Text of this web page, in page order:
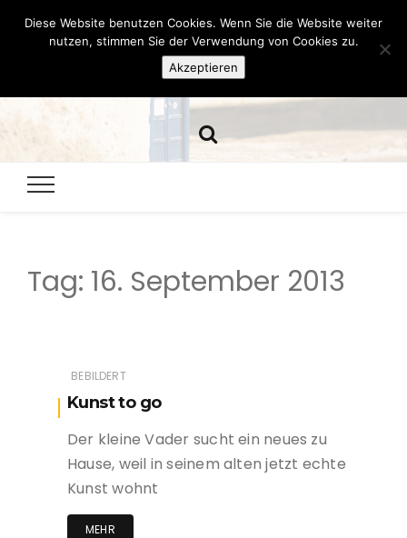
Hazamelistan
Tag: 16. September 2013
BEBILDERT
Kunst to go
Der kleine Vader sucht ein neues zu
Hause, weil in seinem alten jetzt echte
Kunst wohnt
MEHR
Diese Website benutzen Cookies. Wenn Sie die Website weiter
nutzen, stimmen Sie der Verwendung von Cookies zu.
Akzeptieren